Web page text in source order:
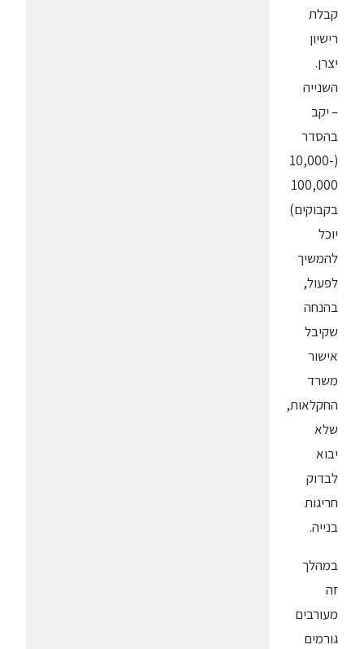
קבלת
רישיון
יצרן.
השנייה
– יקב
בהסדר
(10,000-
100,000
בקבוקים)
יוכל
להמשיך
לפעול,
בהנחה
שקיבל
אישור
משרד
החקלאות,
שלא
יבוא
לבדוק
חריגות
בנייה.
במהלך
זה
מעורבים
גורמים